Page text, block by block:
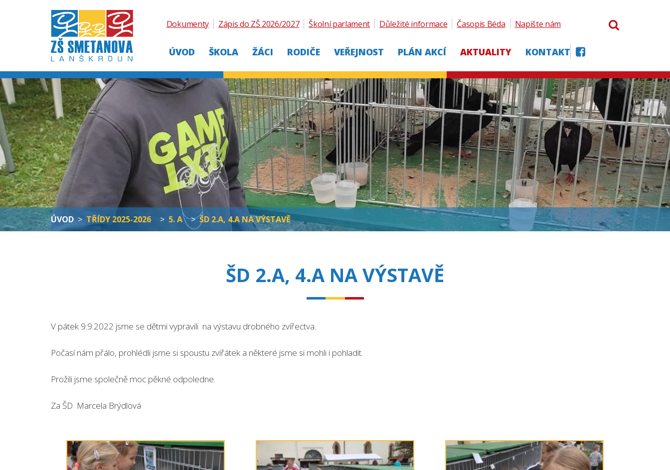
ÚVOD ŠKOLA ŽÁCI RODIČE VEŘEJNOST PLÁN AKCÍ AKTUALITY KONTAKT
Dokumenty Zápis do ZŠ 2026/2027 Školní parlament Důležité informace Časopis Béda Napište nám
ÚVOD > TŘÍDY 2025-2026 > 5. A > ŠD 2.A, 4.A NA VÝSTAVĚ
ŠD 2.A, 4.A NA VÝSTAVĚ
V pátek 9.9.2022 jsme se dětmi vypravili na výstavu drobného zvířectva.
Počasí nám přálo, prohlédli jsme si spoustu zvířátek a některé jsme si mohli i pohladit.
Prožili jsme společně moc pěkné odpoledne.
Za ŠD Marcela Brýdlová